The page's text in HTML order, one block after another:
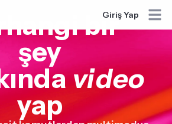
Giriş Yap
bir
şey
video
yap